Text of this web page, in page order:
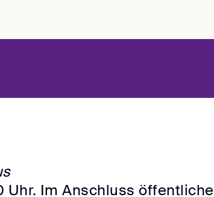
Uhr. Im Anschluss öffentliche